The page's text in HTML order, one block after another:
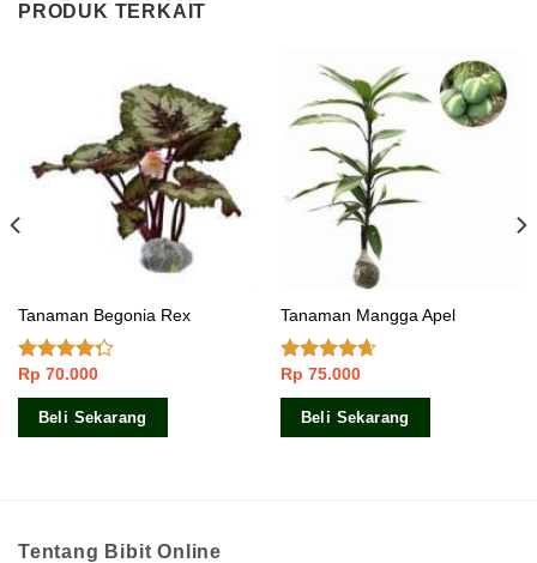
PRODUK TERKAIT
Tanaman Begonia Rex
Dinilai
4.00dari
Rp 70.000
Beli Sekarang
Tanaman Mangga Apel
Dinilai
4.33dari
Rp 75.000
Beli Sekarang
Tentang Bibit Online